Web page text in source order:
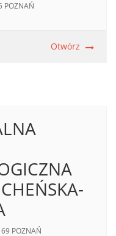
POZNAŃ
Otwórz
POZNAŃ